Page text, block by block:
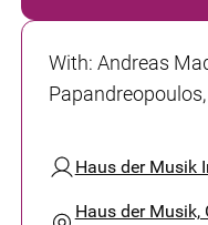
With: Andreas
Haus der Musik
Haus der Musik,